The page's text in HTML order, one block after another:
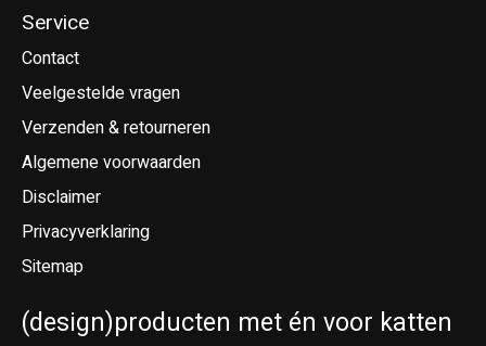
Service
Contact
Veelgestelde vragen
Verzenden & retourneren
Algemene voorwaarden
Disclaimer
Privacyverklaring
Sitemap
(design)producten met én voor katten